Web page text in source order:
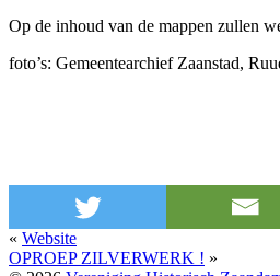
Op de inhoud van de mappen zullen
foto’s: Gemeentearchief Zaanstad,
« Website
OPROEP ZILVERWERK ! »